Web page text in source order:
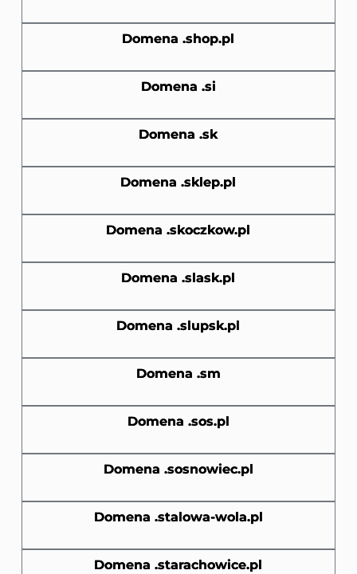
Domena .shop.pl
Domena .si
Domena .sk
Domena .sklep.pl
Domena .skoczkow.pl
Domena .slask.pl
Domena .slupsk.pl
Domena .sm
Domena .sos.pl
Domena .sosnowiec.pl
Domena .stalowa-wola.pl
Domena .starachowice.pl